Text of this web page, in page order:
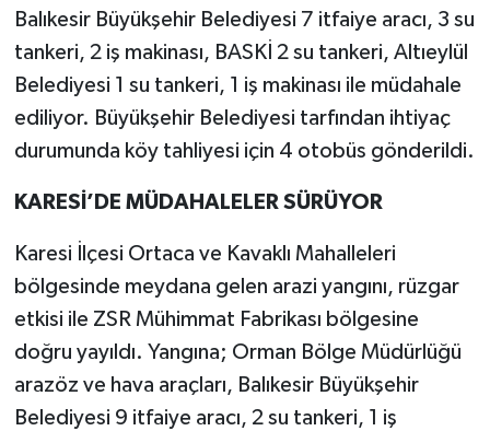
Balıkesir Büyükşehir Belediyesi 7 itfaiye aracı, 3 su
tankeri, 2 iş makinası, BASKİ 2 su tankeri, Altıeylül
Belediyesi 1 su tankeri, 1 iş makinası ile müdahale
ediliyor. Büyükşehir Belediyesi tarfından ihtiyaç
durumunda köy tahliyesi için 4 otobüs gönderildi.
KARESİ’DE MÜDAHALELER SÜRÜYOR
Karesi İlçesi Ortaca ve Kavaklı Mahalleleri
bölgesinde meydana gelen arazi yangını, rüzgar
etkisi ile ZSR Mühimmat Fabrikası bölgesine
doğru yayıldı. Yangına; Orman Bölge Müdürlüğü
arazöz ve hava araçları, Balıkesir Büyükşehir
Belediyesi 9 itfaiye aracı, 2 su tankeri, 1 iş